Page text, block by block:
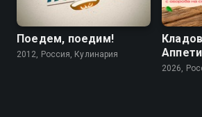
Поедем, поедим!
2012, Россия, Кулинария
2026,